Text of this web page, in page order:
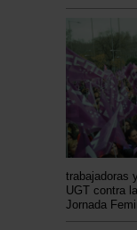
trabajadoras
UGT contra
Jornada